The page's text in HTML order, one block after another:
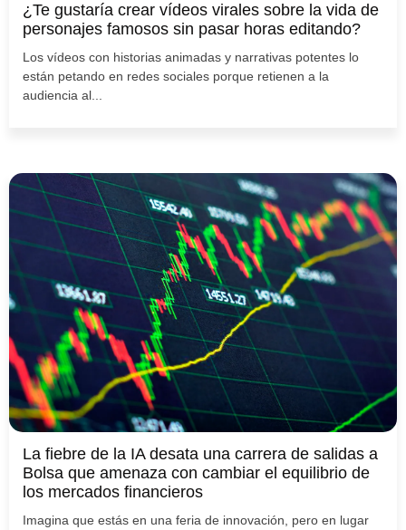
¿Te gustaría crear vídeos virales sobre la vida de
personajes famosos sin pasar horas editando?
Los vídeos con historias animadas y narrativas potentes lo
están petando en redes sociales porque retienen a la
audiencia al...
La fiebre de la IA desata una carrera de salidas a
Bolsa que amenaza con cambiar el equilibrio de
los mercados financieros
Imagina que estás en una feria de innovación, pero en lugar